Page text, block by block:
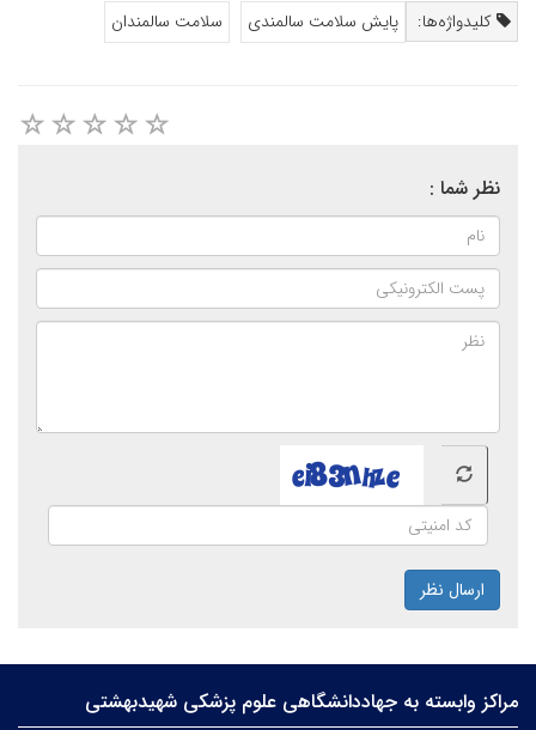
کلیدواژه‌ها: پایش سلامت سالمندی سلامت سالمندان
نظر شما :
ارسال نظر
مراکز وابسته به جهاددانشگاهی علوم‌ پزشکی شهیدبهشتی